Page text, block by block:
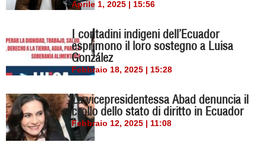
Aprile 1, 2025 | 15:56
I contadini indigeni dell’Ecuador
esprimono il loro sostegno a Luisa
González
Febbraio 18, 2025 | 15:28
La vicepresidentessa Abad denuncia il
crollo dello stato di diritto in Ecuador
Febbraio 12, 2025 | 11:08